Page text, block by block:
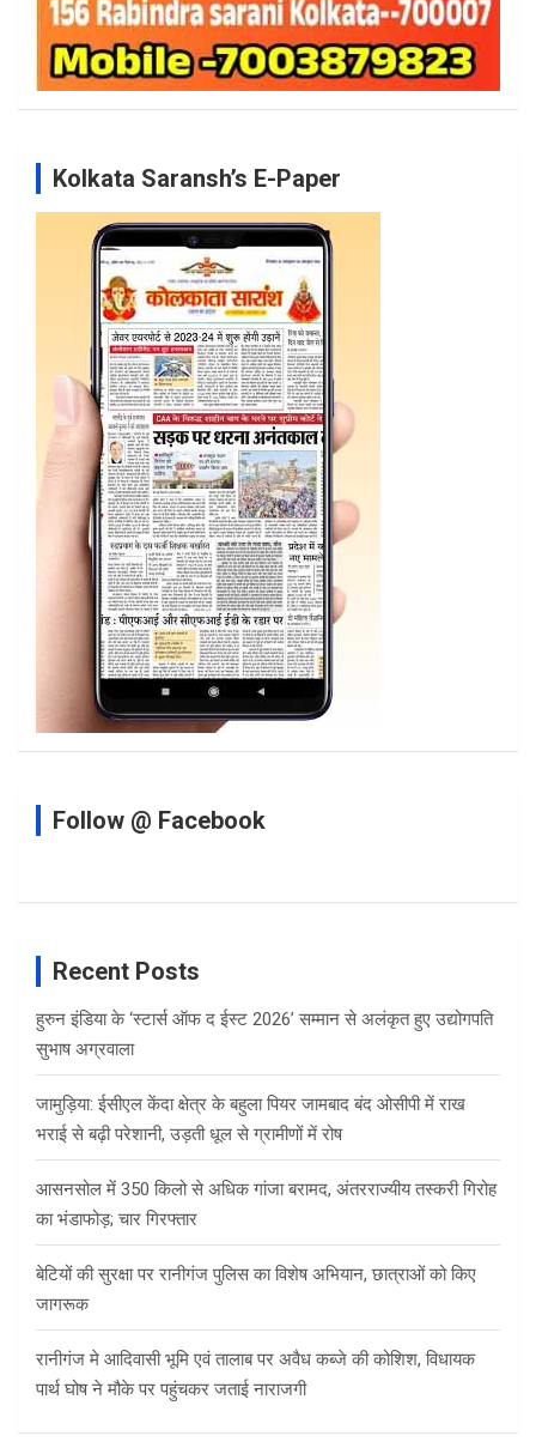
Kolkata Saransh’s E-Paper
Follow @ Facebook
Recent Posts
हुरुन इंडिया के ‘स्टार्स ऑफ द ईस्ट 2026’ सम्मान से अलंकृत हुए उद्योगपति
सुभाष अग्रवाला
जामुड़िया: ईसीएल केंदा क्षेत्र के बहुला पियर जामबाद बंद ओसीपी में राख
भराई से बढ़ी परेशानी, उड़ती धूल से ग्रामीणों में रोष
आसनसोल में 350 किलो से अधिक गांजा बरामद, अंतरराज्यीय तस्करी गिरोह
का भंडाफोड़; चार गिरफ्तार
बेटियों की सुरक्षा पर रानीगंज पुलिस का विशेष अभियान, छात्राओं को किए
जागरूक
रानीगंज मे आदिवासी भूमि एवं तालाब पर अवैध कब्जे की कोशिश, विधायक
पार्थ घोष ने मौके पर पहुंचकर जताई नाराजगी